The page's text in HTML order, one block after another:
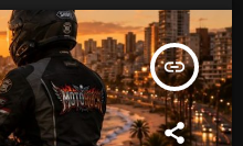
insert_link